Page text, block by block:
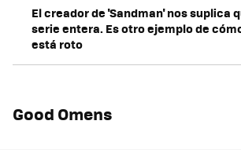
El creador de 'Sandman' nos suplica
serie entera. Es otro ejemplo de
está roto
Good Omens